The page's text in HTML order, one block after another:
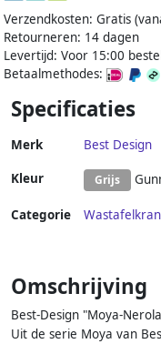
Verzendkosten: Gratis
Retourneren: 14 dagen
Levertijd: Voor 15:00
Betaalmethodes:
Specificaties
Merk Best Design
Kleur Grijs
Categorie
Omschrijving
Best-Design "Moya-
Uit de serie Moya van